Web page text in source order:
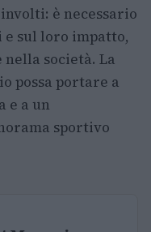
è necessario
sul loro impatto,
nella società. La
possa portare a
e a un
sportivo